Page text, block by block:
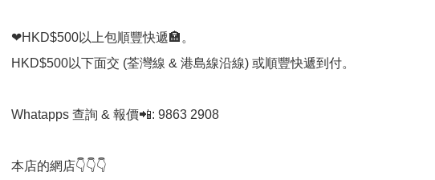
❤HKD$500以上包順豐快遞🏣。
HKD$500以下面交 (荃灣線 & 港島線沿線) 或順豐快遞到付。
Whatapps 查詢 & 報價📲: 9863 2908
本店的網店👇👇👇